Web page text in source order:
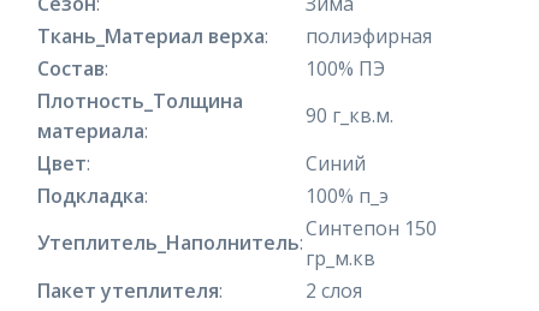
Ткань_Материал верха:
полиэфирная
Состав:
100% ПЭ
Плотность_Толщина
материала:
90 г_кв.м.
Цвет:
Синий
Подкладка:
100% п_э
Утеплитель_Наполнитель:
Синтепон 150
гр_м.кв
Пакет утеплителя:
2 слоя